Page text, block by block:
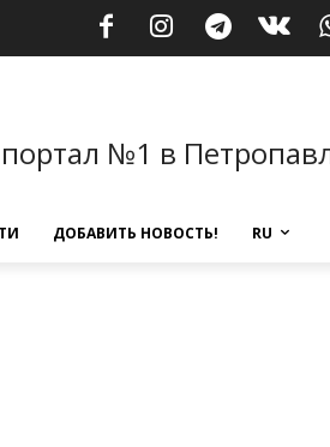
№1 в
ДОБАВИТЬ НОВОСТЬ! RU